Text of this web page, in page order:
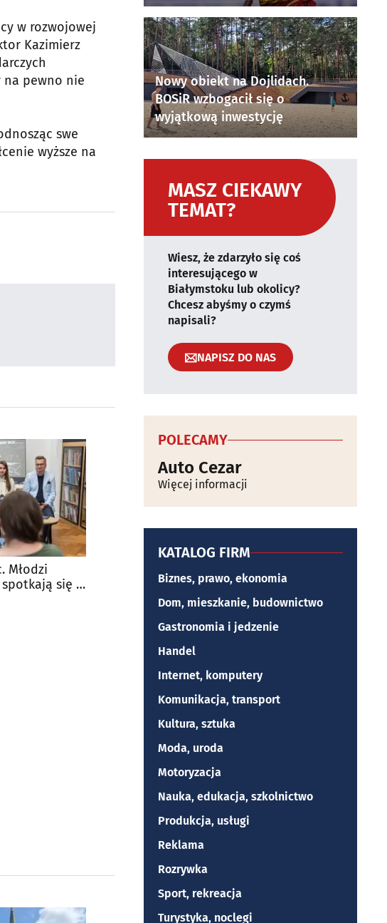
w rozwojowej
Kazimierz
na pewno nie
swe
wyższe na
Młodzi
się w
Nowy obiekt na Dojlidach.
BOSiR wzbogacił się o
wyjątkową inwestycję
MASZ CIEKAWY
TEMAT?
Wiesz, że zdarzyło się coś
interesującego w
Białymstoku lub okolicy?
Chcesz abyśmy o czymś
napisali?
NAPISZ DO NAS
POLECAMY
Auto Cezar
Więcej informacji
KATALOG FIRM
Biznes, prawo, ekonomia
Dom, mieszkanie, budownictwo
Gastronomia i jedzenie
Handel
Internet, komputery
Komunikacja, transport
Kultura, sztuka
Moda, uroda
Motoryzacja
Nauka, edukacja, szkolnictwo
Produkcja, usługi
Reklama
Rozrywka
Sport, rekreacja
Turystyka, noclegi